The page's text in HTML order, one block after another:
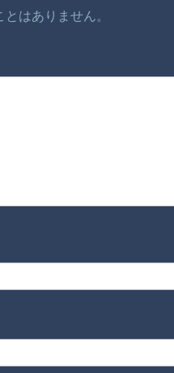
はありません。